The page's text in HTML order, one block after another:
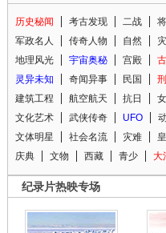
历史秘闻 考古发现 二战
军政名人
传奇人物 自然
地理风光
宇宙奥秘 宫殿
灵异未知
奇闻异事 民国
建筑工程
航空航天 抗日
文化艺术
武侠传奇 UFO
文体明星
社会名流 灾难
庆典
文物 西藏 青少 大
纪录片热映专场